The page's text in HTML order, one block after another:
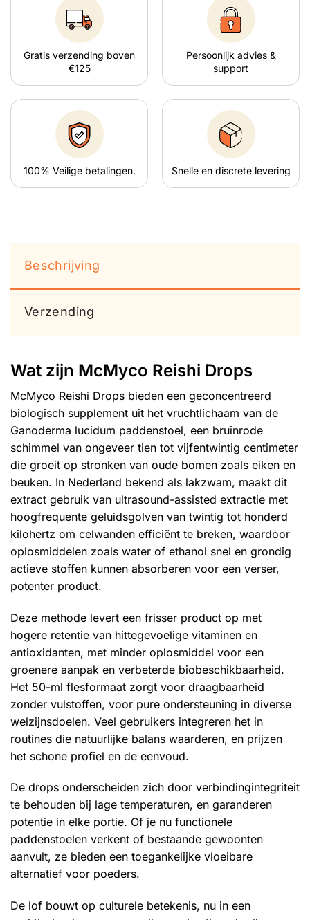
Gratis verzending boven
€125
Persoonlijk advies &
support
100% Veilige betalingen. Snelle en discrete levering
Beschrijving
Verzending
Wat zijn McMyco Reishi Drops
McMyco Reishi Drops bieden een geconcentreerd
biologisch supplement uit het vruchtlichaam van de
Ganoderma lucidum paddenstoel, een bruinrode
schimmel van ongeveer tien tot vijfentwintig centimeter
die groeit op stronken van oude bomen zoals eiken en
beuken. In Nederland bekend als lakzwam, maakt dit
extract gebruik van ultrasound-assisted extractie met
hoogfrequente geluidsgolven van twintig tot honderd
kilohertz om celwanden efficiënt te breken, waardoor
oplosmiddelen zoals water of ethanol snel en grondig
actieve stoffen kunnen absorberen voor een verser,
potenter product.
Deze methode levert een frisser product op met
hogere retentie van hittegevoelige vitaminen en
antioxidanten, met minder oplosmiddel voor een
groenere aanpak en verbeterde biobeschikbaarheid.
Het 50-ml flesformaat zorgt voor draagbaarheid
zonder vulstoffen, voor pure ondersteuning in diverse
welzijnsdoelen. Veel gebruikers integreren het in
routines die natuurlijke balans waarderen, en prijzen
het schone profiel en de eenvoud.
De drops onderscheiden zich door verbindingintegriteit
te behouden bij lage temperaturen, en garanderen
potentie in elke portie. Of je nu functionele
paddenstoelen verkent of bestaande gewoonten
aanvult, ze bieden een toegankelijke vloeibare
alternatief voor poeders.
De lof bouwt op culturele betekenis, nu in een